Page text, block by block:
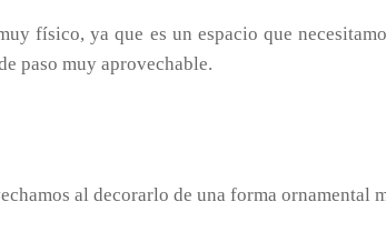
físico, ya que es un espacio que
paso muy aprovechable.
al decorarlo de una forma ornamental